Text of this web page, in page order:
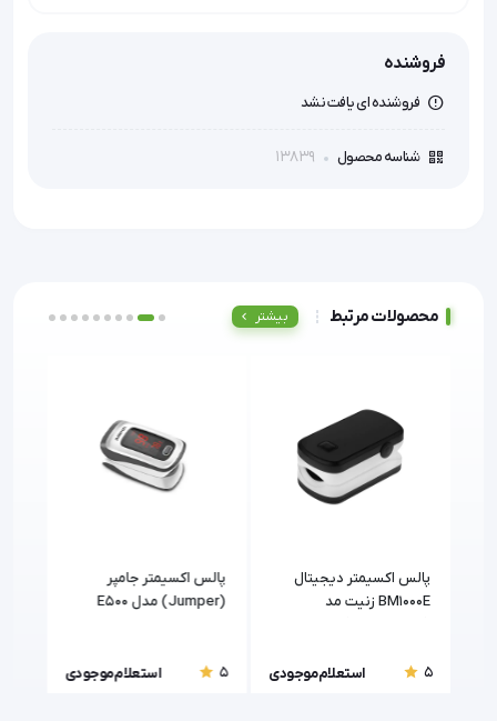
گارانتی:
فروشنده
فروشنده ای یافت نشد
شناسه محصول 13839
محصولات مرتبط بیشتر
پالس اکسیمتر دیجیتال
BM1000E زنیت مد
5 استعلام موجودی
پالس اکسیمتر جامپر
(Jumper) مدل E500
5 استعلام موجودی